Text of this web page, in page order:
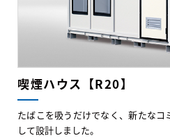
喫煙ハウス【R20】
たばこを吸うだけでなく、新たな
して設計しました。